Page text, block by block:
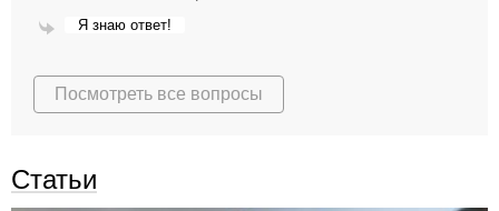
Я знаю ответ!
Посмотреть все вопросы
Статьи